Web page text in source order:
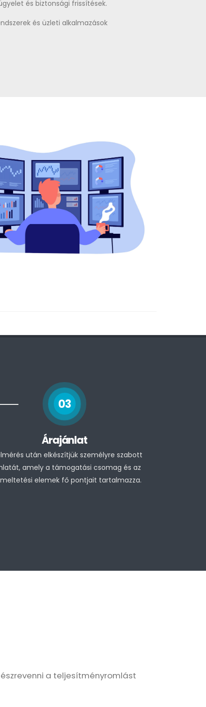
és biztonsági frissítések.
és üzleti alkalmazások
03
Árajánlat
után elkészítjük személyre szabott
amely a támogatási csomag és az
elemek fő pontjait tartalmazza.
a teljesítményromlást